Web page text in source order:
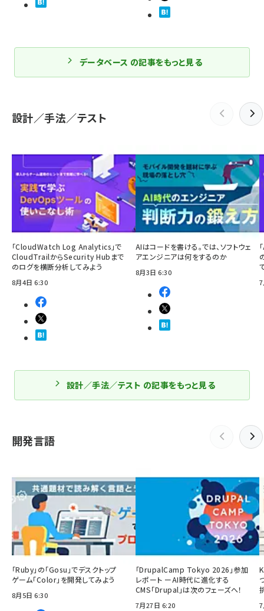
データベース の記事をもっと見る
設計／手法／テスト
「CloudWatch Log Analytics」で
CloudTrailからSecurity Hubまで
のログを横断分析してみよう
8月4日 6:30
AIはコードを書ける。では、ソフトウェ
アエンジニアは何をするのか
8月3日 6:30
設計／手法／テスト の記事をもっと見る
開発言語
「Ruby」の「Gosu」でデスクトップ
ゲーム「Color」を開発してみよう
8月5日 6:30
「DrupalCamp Tokyo 2026」参加
レポート ーAI時代に進化する
CMS「Drupal」は次のフェーズへ！
7月27日 6:20